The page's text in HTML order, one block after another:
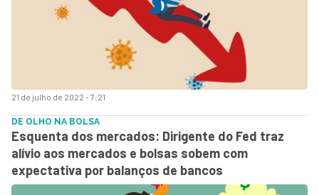
21 de julho de 2022 - 7:21
DE OLHO NA BOLSA
Esquenta dos mercados: Dirigente do Fed traz
alívio aos mercados e bolsas sobem com
expectativa por balanços de bancos